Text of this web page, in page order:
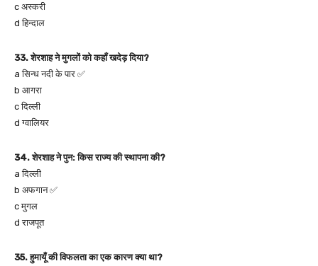
c अस्करी
d हिन्दाल
33. शेरशाह ने मुगलों को कहाँ खदेड़ दिया?
a सिन्ध नदी के पार ✅
b आगरा
c दिल्ली
d ग्वालियर
34. शेरशाह ने पुन: किस राज्य की स्थापना की?
a दिल्ली
b अफगान ✅
c मुगल
d राजपूत
35. हुमायूँ की विफलता का एक कारण क्या था?